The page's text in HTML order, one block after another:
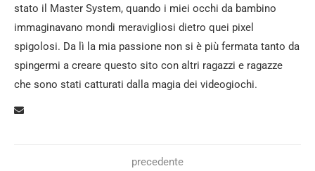
stato il Master System, quando i miei occhi da bambino
immaginavano mondi meravigliosi dietro quei pixel
spigolosi. Da lì la mia passione non si è più fermata tanto da
spingermi a creare questo sito con altri ragazzi e ragazze
che sono stati catturati dalla magia dei videogiochi.
precedente